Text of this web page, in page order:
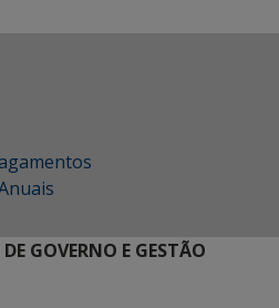
GOVERNO E GESTÃO